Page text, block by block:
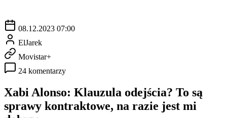
08.12.2023 07:00
ElJarek
Movistar+
24 komentarzy
Xabi Alonso: Klauzula odejścia? To są
sprawy kontraktowe, na razie jest mi